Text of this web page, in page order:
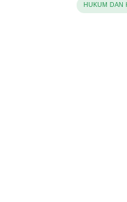
Keluarga
HUKUM DAN